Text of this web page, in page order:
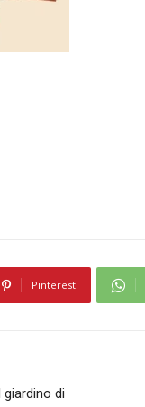
Pinterest
di